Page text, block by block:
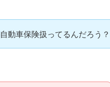
動車保険扱ってるんだろう？